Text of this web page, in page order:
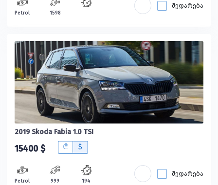
Petrol 1598
შედარება
2019 Skoda Fabia 1.0 TSI
15400 $ B $
Petrol 999 194
შედარება